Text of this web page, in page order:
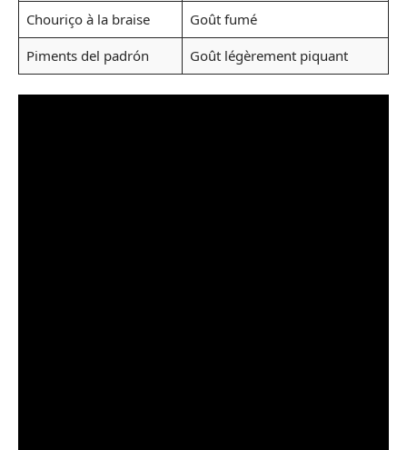
Chouriço à la braise
Goût fumé
Piments del padrón
Goût légèrement piquant